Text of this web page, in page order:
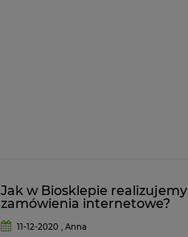
Jak w Biosklepie realizujemy
zamówienia internetowe?
11-12-2020 , Anna